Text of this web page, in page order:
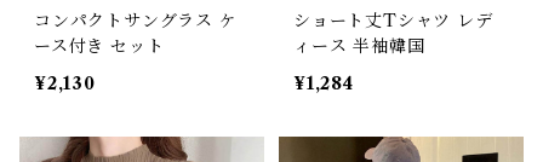
コンパクトサングラス ケ
ース付き セット
¥2,130
ショート丈Tシャツ レデ
ィース 半袖韓国
¥1,284